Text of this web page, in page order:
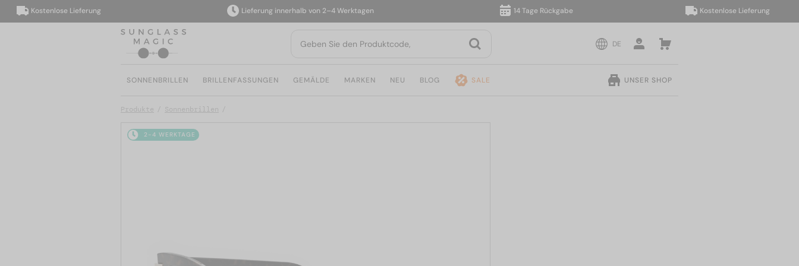
Kostenlose Lieferung Lieferung innerhalb von 2–4 Werktagen 14 Tage Rückgabe Kostenlose Lieferung
DE
SONNENBRILLEN BRILLENFASSUNGEN GEMÄLDE MARKEN NEU BLOG SALE UNSER SHOP
Produkte Sonnenbrillen
2-4 WERKTAGE